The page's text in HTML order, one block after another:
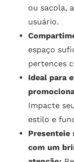
ou sacola,
usuário.
espaço
pertences
Ideal para
Impacte
estilo e
Presenteie
com um